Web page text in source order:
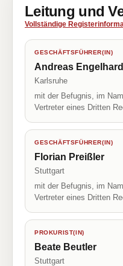
Leitung und
Vollständige
GESCHÄFTSFÜHRER(IN)
Andreas
Karlsruhe
mit der Befugnis, im
Vertreter eines Dritten
GESCHÄFTSFÜHRER(IN)
Florian Preißler
Stuttgart
mit der Befugnis, im
Vertreter eines Dritten
PROKURIST(IN)
Beate Beutler
Stuttgart